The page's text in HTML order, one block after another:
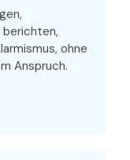
berichten,
ohne
Anspruch.